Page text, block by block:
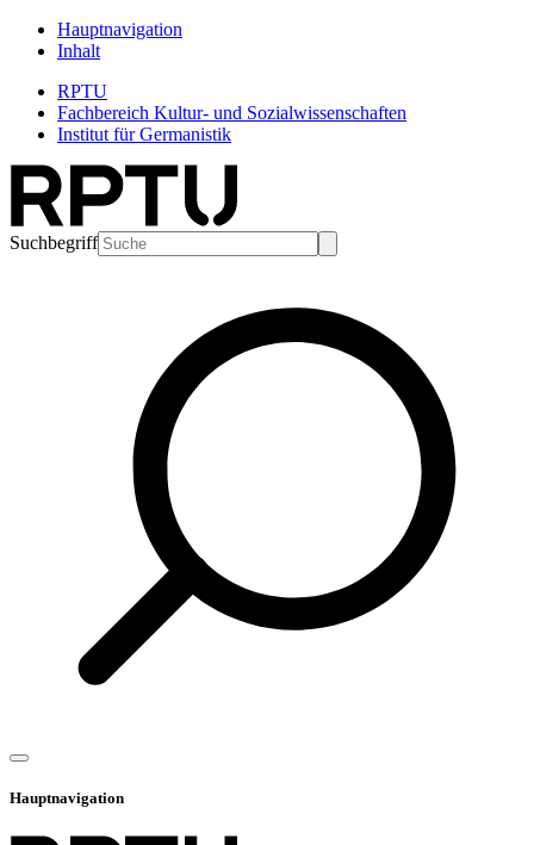
Hauptnavigation
Inhalt
RPTU
Fachbereich Kultur- und Sozialwissenschaften
Institut für Germanistik
Suchbegriff
Hauptnavigation